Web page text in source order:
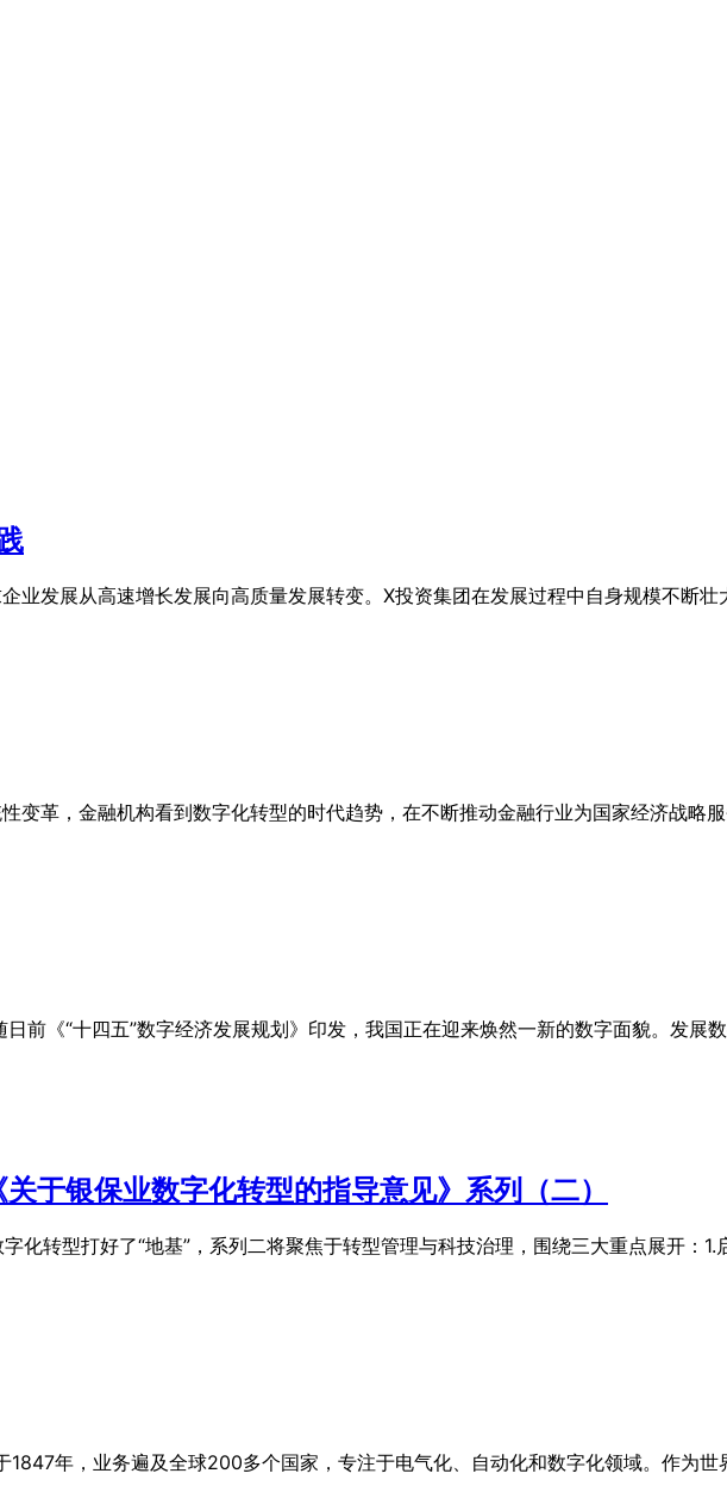
业发展从高速增长发展向高质量发展转变。X投资集团在发展过程中自身规模不断壮
变革，金融机构看到数字化转型的时代趋势，在不断推动金融行业为国家经济战略
前《“十四五”数字经济发展规划》印发，我国正在迎来焕然一新的数字面貌。发展
于银保业数字化转型的指导意见》系列（二）
转型打好了“地基”，系列二将聚焦于转型管理与科技治理，围绕三大重点展开：1.
年，业务遍及全球200多个国家，专注于电气化、自动化和数字化领域。作为世